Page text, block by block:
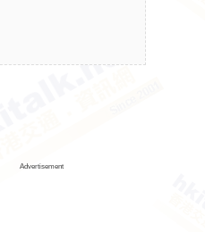
Advertisement